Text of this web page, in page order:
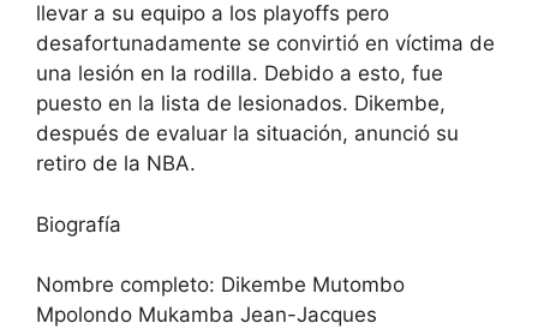
llevar a su equipo a los playoffs pero
desafortunadamente se convirtió en víctima de
una lesión en la rodilla. Debido a esto, fue
puesto en la lista de lesionados. Dikembe,
después de evaluar la situación, anunció su
retiro de la NBA.
Biografía
Nombre completo: Dikembe Mutombo
Mpolondo Mukamba Jean-Jacques